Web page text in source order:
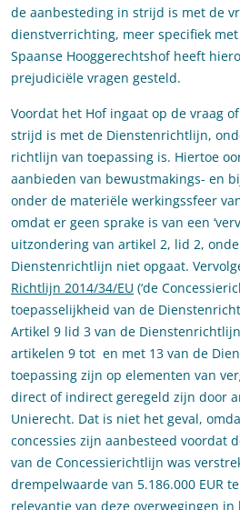
de aanbesteding in strijd is met de
dienstverrichting, meer specifiek
Spaanse Hooggerechtshof heeft
prejudiciële vragen gesteld.
Voordat het Hof ingaat op de vraag
strijd is met de Dienstenrichtlijn,
richtlijn van toepassing is. Hiertoe
aanbieden van bewustmakings- en
onder de materiële werkingssfeer
omdat er geen sprake is van een
uitzondering van artikel 2, lid 2,
Dienstenrichtlijn niet opgaat.
Richtlijn 2014/34/EU (‘de
toepasselijkheid van de
Artikel 9 lid 3 van de
artikelen 9 tot en met 13 van de
toepassing zijn op elementen van
direct of indirect geregeld zijn door
Unierecht. Dat is niet het geval,
concessies zijn aanbesteed voordat
van de Concessierichtlijn was
drempelwaarde van 5.186.000 EUR
relevantie van deze overwegingen